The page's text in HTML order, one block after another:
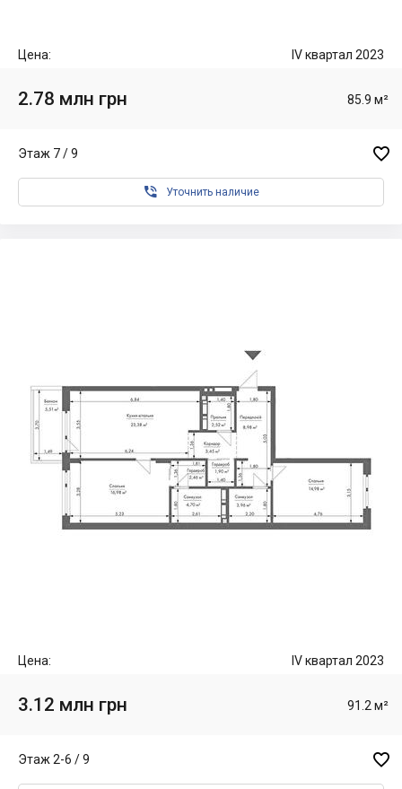
Цена: IV квартал 2023
2.78 млн грн 85.9 м²
Этаж 7 / 9 
 Уточнить наличие
Цена: IV квартал 2023
3.12 млн грн 91.2 м²
Этаж 2-6 / 9 